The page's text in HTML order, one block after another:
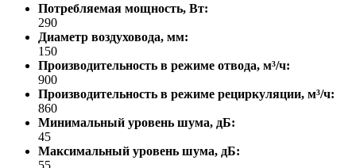
Потребляемая мощность, Вт:
290
Диаметр воздуховода, мм:
150
Производительность в режиме отвода, м³/ч:
900
Производительность в режиме рециркуляции, м³/ч:
860
Минимальный уровень шума, дБ:
45
Максимальный уровень шума, дБ:
55